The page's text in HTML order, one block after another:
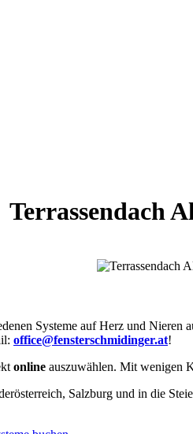
Terrassendach
Systeme auf Herz und Nieren
office@fensterschmidinger.at!
online auszuwählen. Mit wenigen
Salzburg und in die